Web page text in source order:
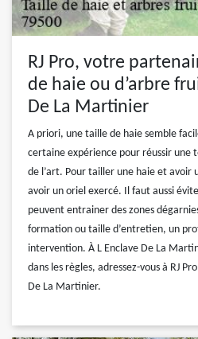
RJ Pro, votre
de haie ou d’arbre
De La Martinier
A priori, une taille de haie semble
certaine expérience pour réussir une
de l’art. Pour tailler une haie et
avoir un oriel exercé. Il faut aussi
peuvent entrainer des zones
formation ou taille d’entretien, un
intervention. À L Enclave De La
dans les règles, adressez-vous à RJ
De La Martinier.